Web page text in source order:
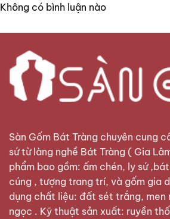
Không có bình luận nào
Sàn Gốm Bát Tràng chuyên cung
sứ từ làng nghề Bát Tràng ( Gia
phẩm bao gồm: ấm chén, ly sứ
cúng , tượng trang trí, và gốm gia
dụng chất liệu: đất sét trắng, men
ngọc . Kỹ thuật sản xuất: ruyền